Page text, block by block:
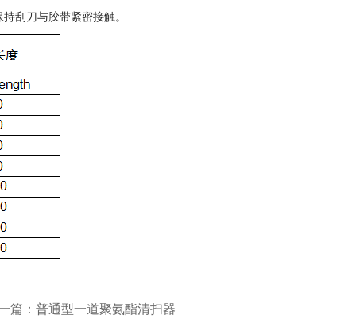
刮刀与胶带紧密接触。
篇：普通型一道聚氨酯清扫器